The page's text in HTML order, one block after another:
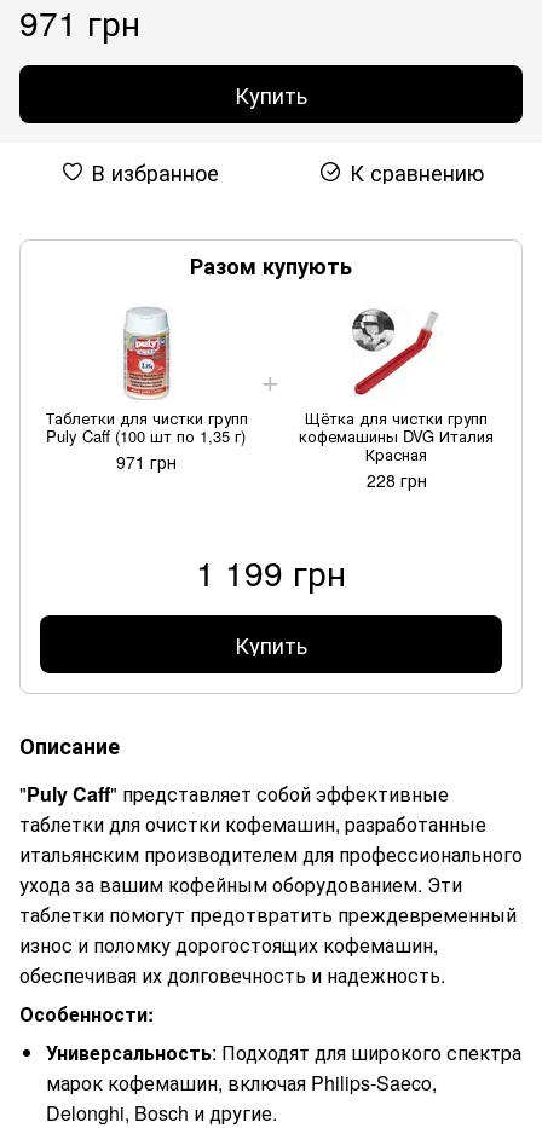
971 грн
Купить
В избранное К сравнению
Разом купують
Таблетки для чистки групп
Puly Caff (100 шт по 1,35 г)
971 грн
Щётка для чистки групп
кофемашины DVG Италия
Красная
228 грн
1 199 грн
Купить
Описание
"Puly Caff" представляет собой эффективные
таблетки для очистки кофемашин, разработанные
итальянским производителем для профессионального
ухода за вашим кофейным оборудованием. Эти
таблетки помогут предотвратить преждевременный
износ и поломку дорогостоящих кофемашин,
обеспечивая их долговечность и надежность.
Особенности:
Универсальность: Подходят для широкого спектра
марок кофемашин, включая Philips-Saeco,
Delonghi, Bosch и другие.